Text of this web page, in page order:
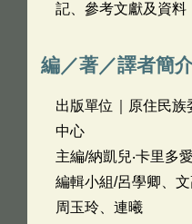
記、參考文獻及資料
編／著／譯者簡
出版單位｜原住民
中心
主編/納凱兒‧卡里多愛
編輯小組/呂學卿、文
周玉玲、連曦